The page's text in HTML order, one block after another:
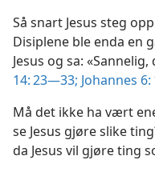
Så snart Jesus steg
Disiplene ble enda en
Jesus og sa:
14: 23—33; Johannes
Må det ikke ha vært
se Jesus gjøre slike
da Jesus vil gjøre ting